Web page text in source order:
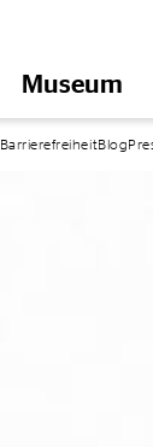
Museum
öffnen
BarrierefreiheitBlog